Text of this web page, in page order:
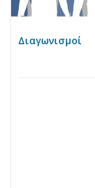
Διαγωνισμοί